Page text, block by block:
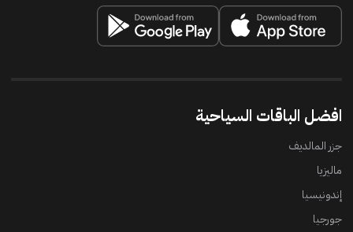
افضل الباقات السياحية
جزر المالديف
ماليزيا
إندونيسيا
جورجيا